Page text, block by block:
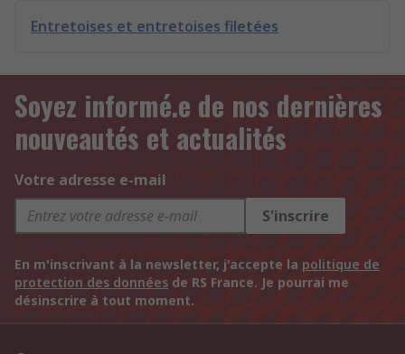
Entretoises et entretoises filetées
Soyez informé.e de nos dernières
nouveautés et actualités
Votre adresse e-mail
S'inscrire
En m'inscrivant à la newsletter, j'accepte la politique de
protection des données de RS France. Je pourrai me
désinscrire à tout moment.